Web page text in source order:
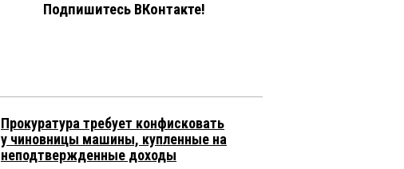
Подпишитесь ВКонтакте!
Прокуратура требует конфисковать
у чиновницы машины, купленные на
неподтвержденные доходы